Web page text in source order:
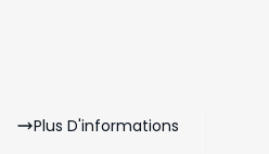
Plus D'informations